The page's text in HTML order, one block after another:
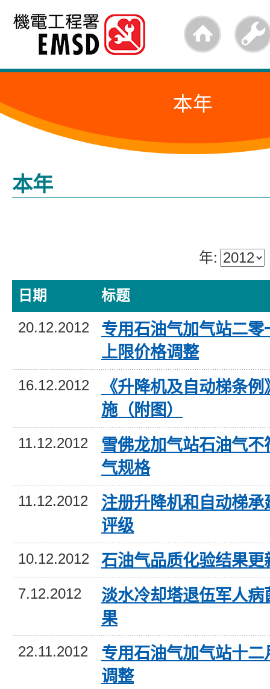
跳
内
的
始
本年
本年
年:
日期 标题
20.12.2012
专用石油气加气站二零
上限价格调整
16.12.2012
《升降机及自动梯条
施（附图）
11.12.2012
雪佛龙加气站石油气不
气规格
11.12.2012
注册升降机和自动梯承
评级
10.12.2012 石油气品质化验结果更
7.12.2012
淡水冷却塔退伍军人病
果
22.11.2012
专用石油气加气站十二
调整